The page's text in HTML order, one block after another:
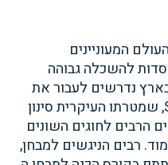
המעוניינים
להשכלה גבוהה
נדרשים לעבור את
מבחן ה - SAT, שמטרתו העיקרית סינון
הרבים לחוגים השונים
רבים הניגשים למבחן,